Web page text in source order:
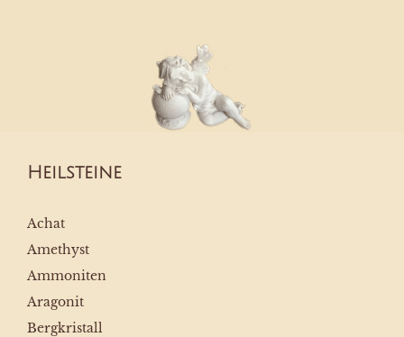
Heilsteine
Achat
Amethyst
Ammoniten
Aragonit
Bergkristall